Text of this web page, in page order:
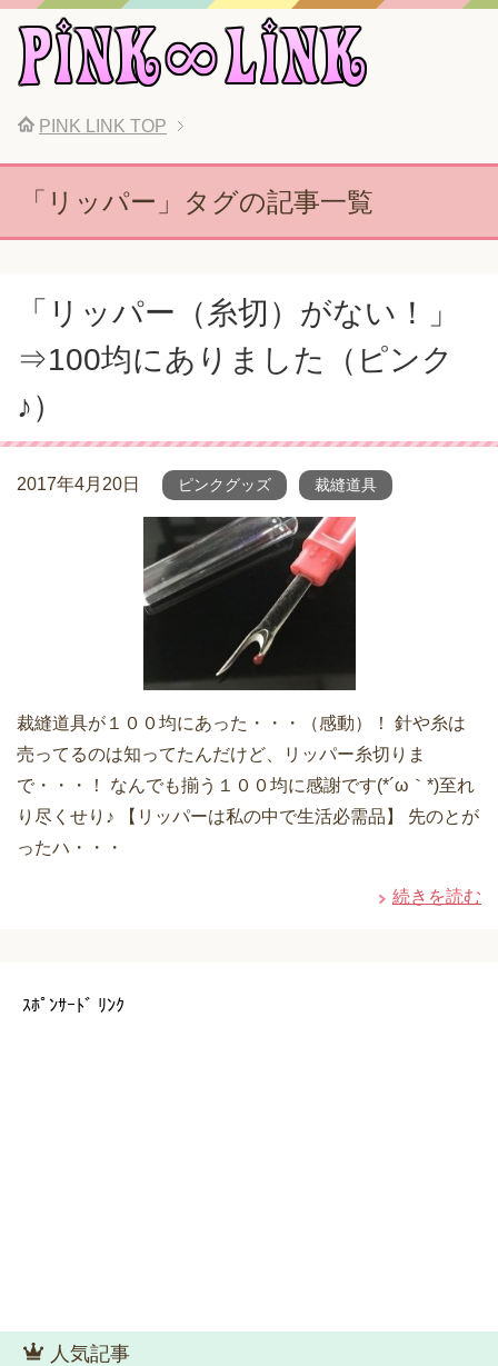
PINK LINK TOP
「リッパー」タグの記事一覧
「リッパー（糸切）がない！」
⇒100均にありました（ピンク
♪）
2017年4月20日 ピンクグッズ 裁縫道具
裁縫道具が１００均にあった・・・（感動）！ 針や糸は
売ってるのは知ってたんだけど、リッパー糸切りま
で・・・！ なんでも揃う１００均に感謝です(*´ω｀*)至れ
り尽くせり♪ 【リッパーは私の中で生活必需品】 先のとが
ったハ・・・
続きを読む
ｽﾎﾟﾝｻｰﾄﾞ ﾘﾝｸ
人気記事